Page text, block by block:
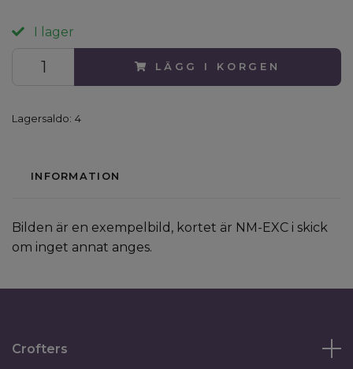
I lager
LÄGG I KORGEN
Lagersaldo: 4
INFORMATION
Bilden är en exempelbild, kortet är NM-EXC i skick
om inget annat anges.
Crofters